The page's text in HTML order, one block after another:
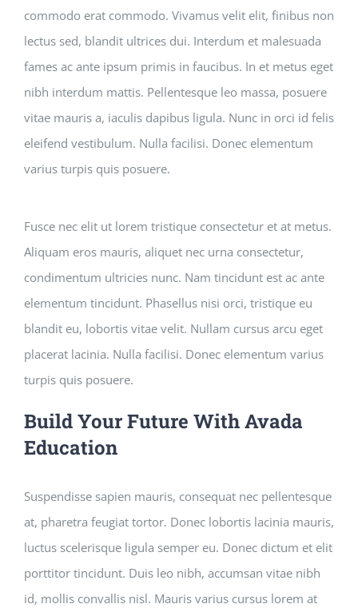
commodo erat commodo. Vivamus velit elit, finibus non
lectus sed, blandit ultrices dui. Interdum et malesuada
fames ac ante ipsum primis in faucibus. In et metus eget
nibh interdum mattis. Pellentesque leo massa, posuere
vitae mauris a, iaculis dapibus ligula. Nunc in orci id felis
eleifend vestibulum. Nulla facilisi. Donec elementum
varius turpis quis posuere.
Fusce nec elit ut lorem tristique consectetur et at metus.
Aliquam eros mauris, aliquet nec urna consectetur,
condimentum ultricies nunc. Nam tincidunt est ac ante
elementum tincidunt. Phasellus nisi orci, tristique eu
blandit eu, lobortis vitae velit. Nullam cursus arcu eget
placerat lacinia. Nulla facilisi. Donec elementum varius
turpis quis posuere.
Build Your Future With Avada
Education
Suspendisse sapien mauris, consequat nec pellentesque
at, pharetra feugiat tortor. Donec lobortis lacinia mauris,
luctus scelerisque ligula semper eu. Donec dictum et elit
porttitor tincidunt. Duis leo nibh, accumsan vitae nibh
id, mollis convallis nisl. Mauris varius cursus lorem at